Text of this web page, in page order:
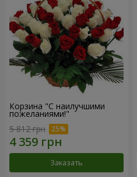
Корзина "С наилучшими
пожеланиями!"
5 812 грн
Заказать